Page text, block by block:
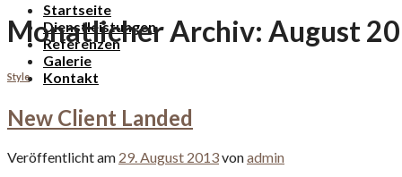
Startseite
Dienstleistungen
Referenzen
Galerie
Kontakt
Monatlicher Archiv: August
Style
New Client Landed
Veröffentlicht am 29. August 2013vonadmin